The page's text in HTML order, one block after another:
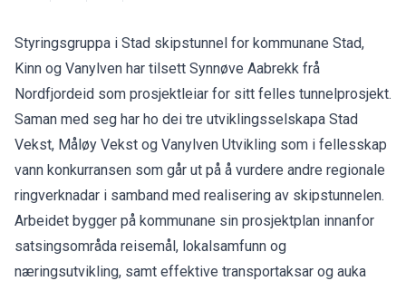
Styringsgruppa i Stad skipstunnel for kommunane Stad,
Kinn og Vanylven har tilsett Synnøve Aabrekk frå
Nordfjordeid som prosjektleiar for sitt felles tunnelprosjekt.
Saman med seg har ho dei tre utviklingsselskapa Stad
Vekst, Måløy Vekst og Vanylven Utvikling som i fellesskap
vann konkurransen som går ut på å vurdere andre regionale
ringverknadar i samband med realisering av skipstunnelen.
Arbeidet bygger på kommunane sin prosjektplan innanfor
satsingsområda reisemål, lokalsamfunn og
næringsutvikling, samt effektive transportaksar og auka